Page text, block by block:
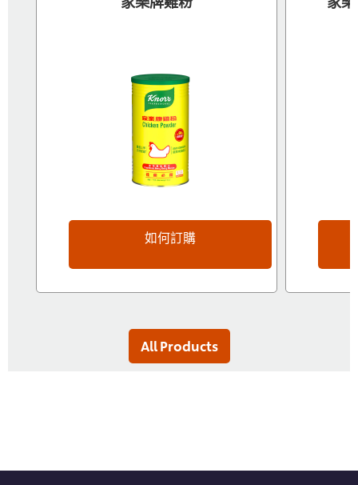
如何訂購
All Products